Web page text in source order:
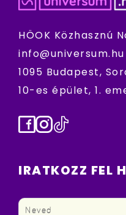
HÖOK Közhasznú
info@universum.hu
1095 Budapest,
10-es épület, 1.
Facebook
Instagram
TikTok
IRATKOZZ FEL